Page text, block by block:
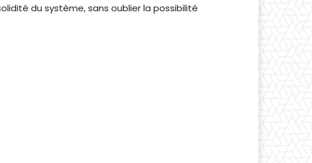
du système, sans oublier la possibilité